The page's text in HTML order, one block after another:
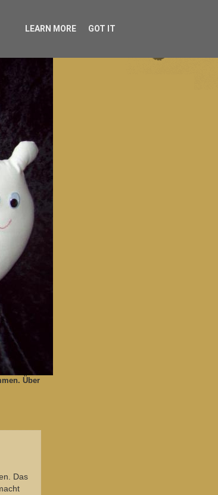
Über
Das
LEARN MORE GOT IT